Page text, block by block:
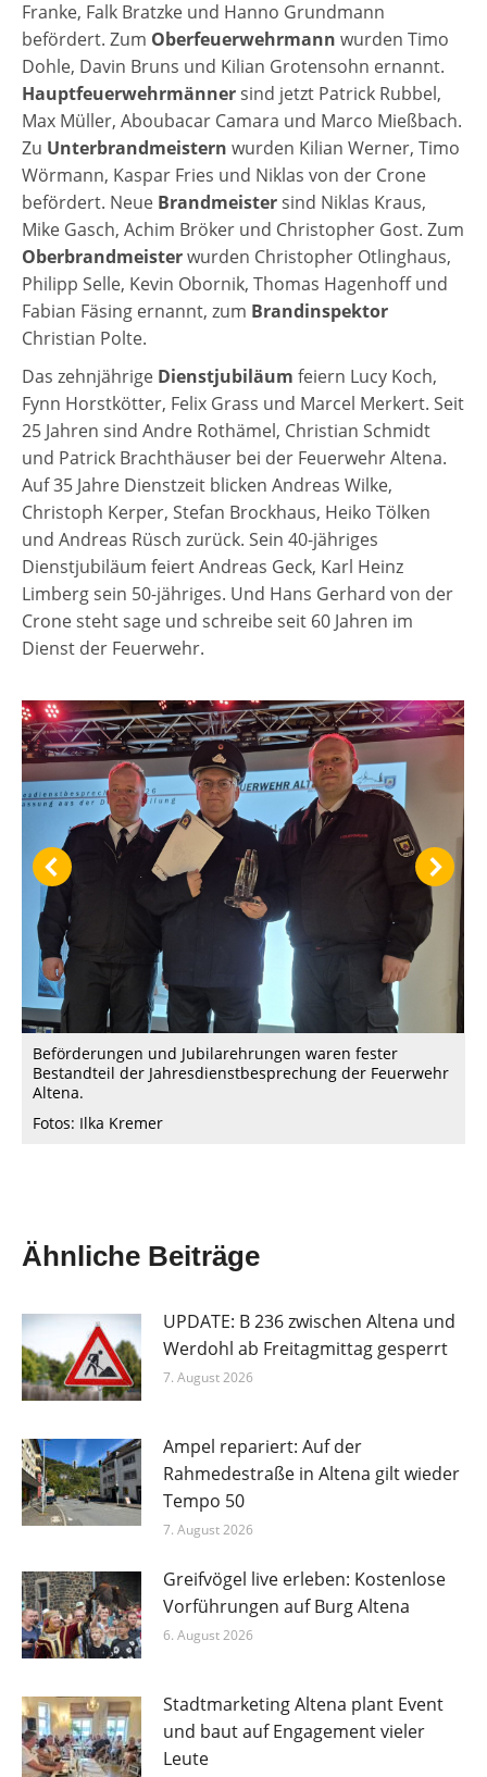
Franke, Falk Bratzke und Hanno Grundmann
befördert. Zum Oberfeuerwehrmann wurden Timo
Dohle, Davin Bruns und Kilian Grotensohn ernannt.
Hauptfeuerwehrmännersind jetzt Patrick Rubbel,
Max Müller, Aboubacar Camara und Marco Mießbach.
Zu Unterbrandmeistern wurden Kilian Werner, Timo
Wörmann, Kaspar Fries und Niklas von der Crone
befördert. Neue Brandmeistersind Niklas Kraus,
Mike Gasch, Achim Bröker und Christopher Gost. Zum
Oberbrandmeisterwurden Christopher Otlinghaus,
Philipp Selle, Kevin Obornik, Thomas Hagenhoff und
Fabian Fäsing ernannt, zum Brandinspektor
Christian Polte.
Das zehnjährige Dienstjubiläum feiern Lucy Koch,
Fynn Horstkötter, Felix Grass und Marcel Merkert. Seit
25 Jahren sind Andre Rothämel, Christian Schmidt
und Patrick Brachthäuser bei der Feuerwehr Altena.
Auf 35 Jahre Dienstzeit blicken Andreas Wilke,
Christoph Kerper, Stefan Brockhaus, Heiko Tölken
und Andreas Rüsch zurück. Sein 40-jähriges
Dienstjubiläum feiert Andreas Geck, Karl Heinz
Limberg sein 50-jähriges. Und Hans Gerhard von der
Crone steht sage und schreibe seit 60 Jahren im
Dienst der Feuerwehr.
Beförderungen und Jubilarehrungen waren fester
Bestandteil der Jahresdienstbesprechung der Feuerwehr
Altena.
Fotos: Ilka Kremer
Ähnliche Beiträge
UPDATE: B 236 zwischen Altena und
Werdohl ab Freitagmittag gesperrt
7. August 2026
Ampel repariert: Auf der
Rahmedestraße in Altena gilt wieder
Tempo 50
7. August 2026
Greifvögel live erleben: Kostenlose
Vorführungen auf Burg Altena
6. August 2026
Stadtmarketing Altena plant Event
und baut auf Engagement vieler
Leute